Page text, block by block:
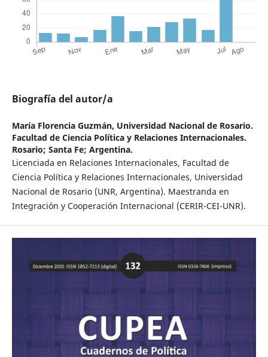
Biografía del autor/a
María Florencia Guzmán, Universidad Nacional de Rosario.
Facultad de Ciencia Política y Relaciones Internacionales.
Rosario; Santa Fe; Argentina.
Licenciada en Relaciones Internacionales, Facultad de
Ciencia Política y Relaciones Internacionales, Universidad
Nacional de Rosario (UNR, Argentina). Maestranda en
Integración y Cooperación Internacional (CERIR-CEI-UNR).